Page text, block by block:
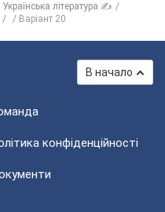
Українська література ✍
Варіант 20
В начало
конфіденційності